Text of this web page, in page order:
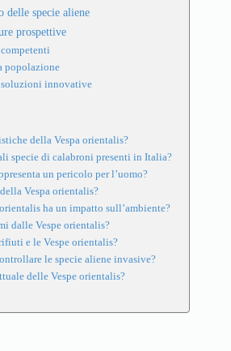
delle specie aliene
prospettive
popolazione
innovative
della Vespa orientalis?
specie di calabroni presenti in Italia?
un pericolo per l’uomo?
Vespa orientalis?
ha un impatto sull’ambiente?
dalle Vespe orientalis?
e le Vespe orientalis?
le specie aliene invasive?
delle Vespe orientalis?